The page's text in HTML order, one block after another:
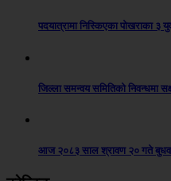
पदयात्रामा निस्किएका पोखराका ३
जिल्ला समन्वय समितिको निवन्धमा
आज २०८३ साल श्रावण २० गते